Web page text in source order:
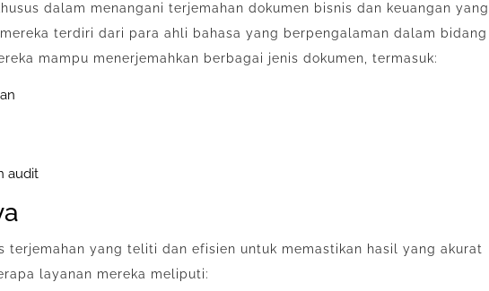
dalam menangani terjemahan dokumen bisnis dan keuangan yang
terdiri dari para ahli bahasa yang berpengalaman dalam bidang
mampu menerjemahkan berbagai jenis dokumen, termasuk:
audit
terjemahan yang teliti dan efisien untuk memastikan hasil yang akurat
layanan mereka meliputi: